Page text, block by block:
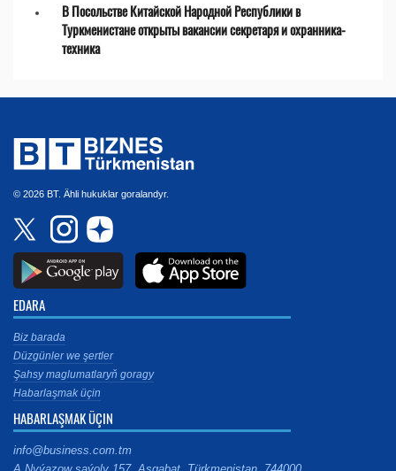
В Посольстве Китайской Народной Республики в
Туркменистане открыты вакансии секретаря и охранника-
техника
© 2026 BT. Ähli hukuklar goralandyr.
EDARA
Biz barada
Düzgünler we şertler
Şahsy maglumatlaryň goragy
Habarlaşmak üçin
HABARLAŞMAK ÜÇIN
info@business.com.tm